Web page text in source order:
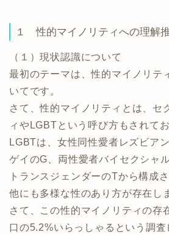
１ 性的マイノリティへの理解
（１）現状認識について
最初のテーマは、性的マイノリテ
いてです。
さて、性的マイノリティとは、セ
ィやLGBTという呼び方もされてお
LGBTは、女性同性愛者レズビア
ゲイのG、両性愛者バイセクシャ
トランスジェンダーのTから構成
他にも多様な性のあり方が存在し
さて、この性的マイノリティの存
口の5.2%いらっしゃるという調